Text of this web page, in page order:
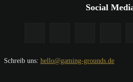
Social
Schreib uns: hello@gaming-grounds.de